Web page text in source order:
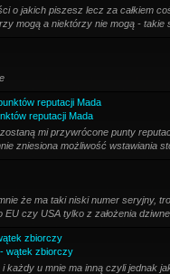
o jakich piszesz lecz za całkiem
mogą a niektórzy nie mogą - takie
reputacji Mada
reputacji Mada
mi przywrócone punty
zniesiona możliwość wstawiania
że ma taki niski numer seryjny,
czy USA tylko z założenia dziwne
zbiorczy
wątek zbiorczy
każdy u mnie ma inną czyli jednak